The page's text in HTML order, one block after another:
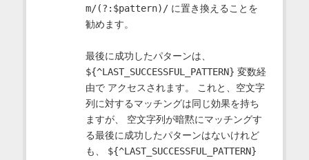
m/(?:$pattern)/に置き換えることを
勧めます。
最後に成功したパターンは、
${^LAST_SUCCESSFUL_PATTERN} 変数経
由で アクセスされます。 これと、空文字
列に対するマッチングは同じ効果を持ち
ますが、 空文字列が暗黙にマッチングす
る最後に成功したパターンはないけれど
も、 ${^LAST_SUCCESSFUL_PATTERN}